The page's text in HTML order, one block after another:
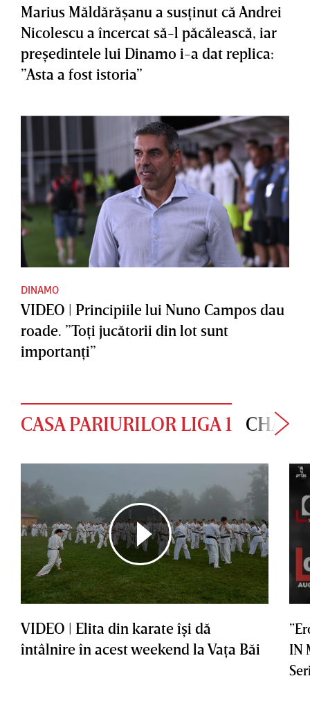
Marius Măldărăşanu a susţinut că Andrei
Nicolescu a încercat să-l păcălească, iar
preşedintele lui Dinamo i-a dat replica:
”Asta a fost istoria”
DINAMO
VIDEO | Principiile lui Nuno Campos dau
roade. ”Toţi jucătorii din lot sunt
importanţi”
CASA PARIURILOR LIGA 1
VIDEO | Elita din karate îşi dă
întâlnire în acest weekend la Vaţa Băi
IN